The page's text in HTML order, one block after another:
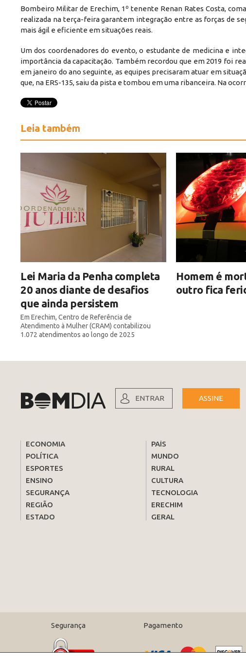
Bombeiro Militar de Erechim, 1º tenente Renan Rates Costa,
realizada na terça-feira garantem integração entre as forças de
mais ágil e eficiente em situações reais.
Um dos coordenadores do evento, o estudante de medicina e
importância da capacitação. Também recordou que em 2019 foi
em janeiro do ano seguinte, as equipes precisaram atuar em
que, na ERS-135, saiu da pista e tombou em uma ribanceira. Na
Leia também
Lei Maria da Penha completa
20 anos diante de desafios
que ainda persistem
Em Erechim, Centro de Referência de
Atendimento à Mulher (CRAM) contabilizou
1.072 atendimentos ao longo de 2025
Homem é
outro fica
ENTRAR ASSINE
ECONOMIA
POLÍTICA
ESPORTES
ENSINO
SEGURANÇA
REGIÃO
ESTADO
PAÍS
MUNDO
RURAL
CULTURA
TECNOLOGIA
ERECHIM
GERAL
Segurança Pagamento